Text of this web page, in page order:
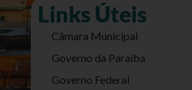
Links Úteis
Câmara Municipal
Governo da Paraíba
Governo Federal